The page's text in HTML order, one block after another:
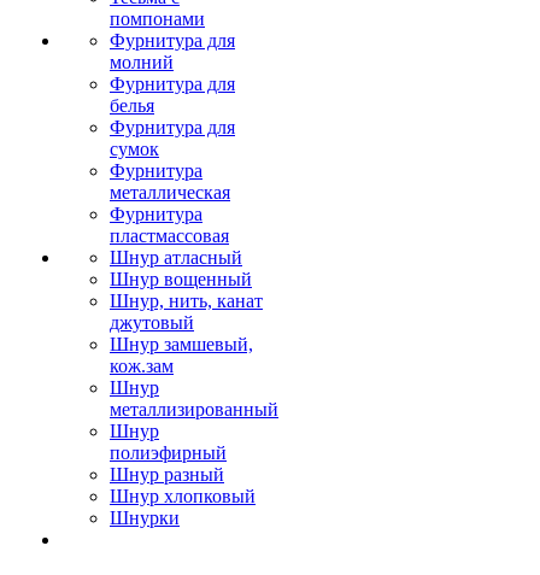
помпонами
Фурнитура для
молний
Фурнитура для
белья
Фурнитура для
сумок
Фурнитура
металлическая
Фурнитура
пластмассовая
Шнур атласный
Шнур вощенный
Шнур, нить, канат
джутовый
Шнур замшевый,
кож.зам
Шнур
металлизированный
Шнур
полиэфирный
Шнур разный
Шнур хлопковый
Шнурки